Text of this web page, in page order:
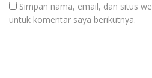
Simpan nama, email, dan situs
untuk komentar saya berikutnya.